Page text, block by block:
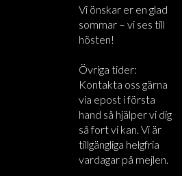
Vi önskar er en glad
sommar – vi ses till
hösten!
Övriga tider:
Kontakta oss gärna
via epost i första
hand så hjälper vi dig
så fort vi kan. Vi är
tillgängliga helgfria
vardagar på mejlen.